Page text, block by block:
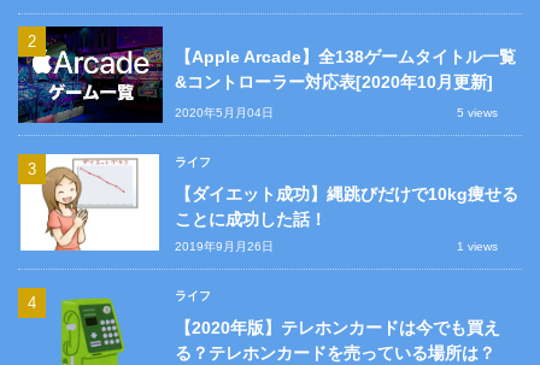
【Apple Arcade】全138ゲームタイトル一覧
&コントローラー対応表[2020年10月更新]
2020年5月月04日 5 views
ライフ
【ダイエット成功】縄跳びだけで10kg痩せる
ことに成功した話！
2019年9月月26日 1 views
ライフ
【2020年版】テレホンカードは今でも買え
る？テレホンカードを売っている場所は？